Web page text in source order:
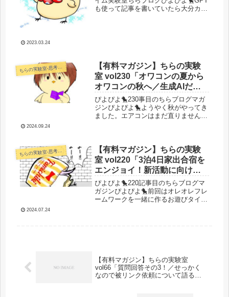
も使って記事を書いていたら大分カオ
2023.03.24
ちらの実験室-思考・失敗談・リアルタイム実況等を発信します-
【有料マガジン】ちらの実験
室 vol230「オワコンの夏から
オワコンの秋へ／生成AIだけ
で記事生成する遊び／」
ぴよぴよ🐤230事目のちらブログマガ
ジンぴよぴよ🐤ようやく秋がやってき
ました。エアコンはまだ直りませんが
ぐに風邪もうつされてしまいます。
許...
2024.09.24
ちらの実験室-思考・失敗談・リアルタイム実況等を発信します-
【有料マガジン】ちらの実験
室 vol220「3泊4日家出合宿を
エンジョイ！新活動に向けて
勉強勉強！／子孫ちゃん手足
口病で人生オワ家」
ぴよぴよ🐤220記事目のちらブログマ
ガジンぴよぴよ🐤前回はオレオレフレ
ームワークを一緒に作るお遊びタイム
2024.07.24
【有料マガジン】ちらの実験室
vol66「質問回答その3！／せっかく
なので被リンク依頼について語るぴ